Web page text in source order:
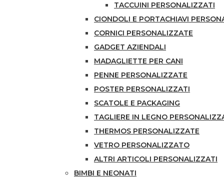
TACCUINI PERSONALIZZATI
CIONDOLI E PORTACHIAVI
CORNICI PERSONALIZZATE
GADGET AZIENDALI
MADAGLIETTE PER CANI
PENNE PERSONALIZZATE
POSTER PERSONALIZZATI
SCATOLE E PACKAGING
TAGLIERE IN LEGNO
THERMOS PERSONALIZZATE
VETRO PERSONALIZZATO
ALTRI ARTICOLI PERSONALIZZATI
BIMBI E NEONATI